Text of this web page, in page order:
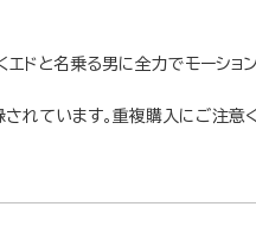
ドと名乗る男に全力でモーショ
れています。重複購入にご注意